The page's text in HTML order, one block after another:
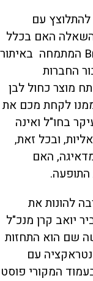
עם
האם בכלל
ניתן לחמוק מהסכנה. חברת BrandShield המתמחה באיתור
החברות
מוצר כחול לבן
לקחת מכם את
בחו"ל ואינה
ובכל זאת,
האם
להונות את
יואב קרן מנכ"ל
שם הוא התחזות
עם
המקורי פוסט